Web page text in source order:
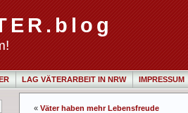
LAG VÄTERARBEIT IN NRW IMPRESSUM
« Väter haben mehr Lebensfreude